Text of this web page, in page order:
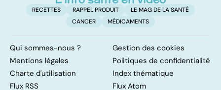
RECETTES RAPPEL PRODUIT
LE MAG DE LA SANTÉ
CANCER
MÉDICAMENTS
Qui sommes-nous ?
Gestion des cookies
Mentions légales
Politiques de confidentialité
Charte d'utilisation
Index thématique
Flux RSS
Flux Atom